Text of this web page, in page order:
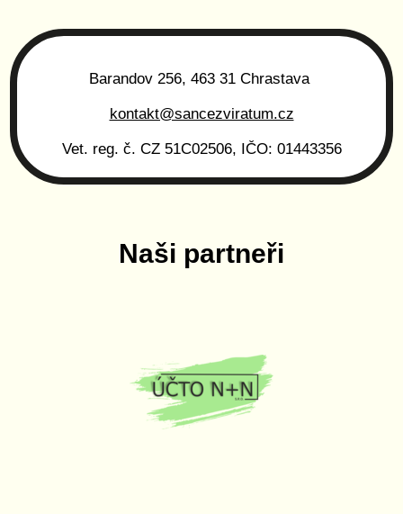
Barandov 256, 463 31 Chrastava
kontakt@sancezviratum.cz
Vet. reg. č. CZ 51C02506, IČO: 01443356
Naši partneři